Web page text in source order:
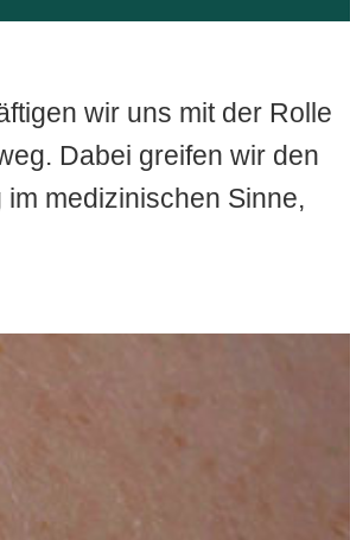
wir uns mit der Rolle
Dabei greifen wir den
medizinischen Sinne,